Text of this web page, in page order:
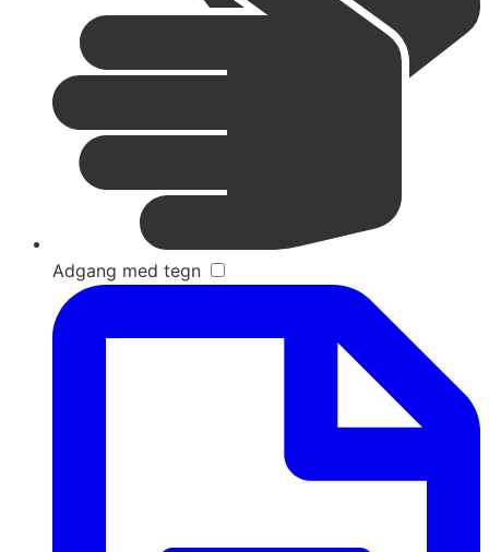
Adgang med tegn